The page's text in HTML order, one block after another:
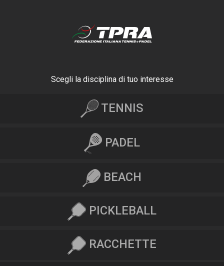
Scegli la disciplina di tuo interesse
TENNIS
PADEL
BEACH
PICKLEBALL
RACCHETTE